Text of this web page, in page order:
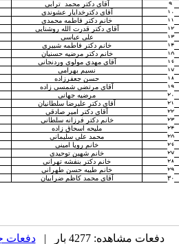
۹
آقای دکتر محمد ترابی
۱۰
آقای دکترخدایار عشوندی
۱۱
خانم دکتر فاطمه محمدی
۱۲
آقای دکتر قدرت الله روشنایی
۱۳
علی عباسی
۱۴
خانم دکتر فاطمه شبیری
۱۵
خانم دکتر مرضیه حسنیان
۱۶
آقای مهدی مولوی وردنجانی
۱۷
نسیم بهرامی
۱۸
حسن جعفرزاده
۱۹
آقای مرتضی شمسی زاده
۲۰
مرضیه جهانی
۲۱
آقای دکتر علیرضا سلطانیان
۲۲
آقای دکتر امیر صادقی
۲۳
خانم دکتر فرزانه سلطانی
۲۴
ملیحه اسحاق زاده
۲۵
محمد علی سلیمانی
۲۶
خانم رویا امینی
۲۷
خانم شهین توحیدی
۲۸
خانم دکتر بنفشه تهرانی
۲۹
خانم طیبه حسن طهرانی
۳۰
آقای محمد کاظم ضرابیان
دفعات مشاهده: 4277 بار | دفعات چاپ: